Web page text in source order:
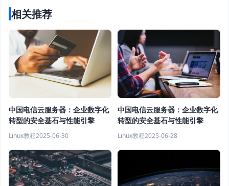
相关推荐
中国电信云服务器：企业数字化
转型的安全基石与性能引擎
Linux教程2025-06-30
中国电信云服务器：企业数字化
转型的安全基石与性能引擎
Linux教程2025-06-28